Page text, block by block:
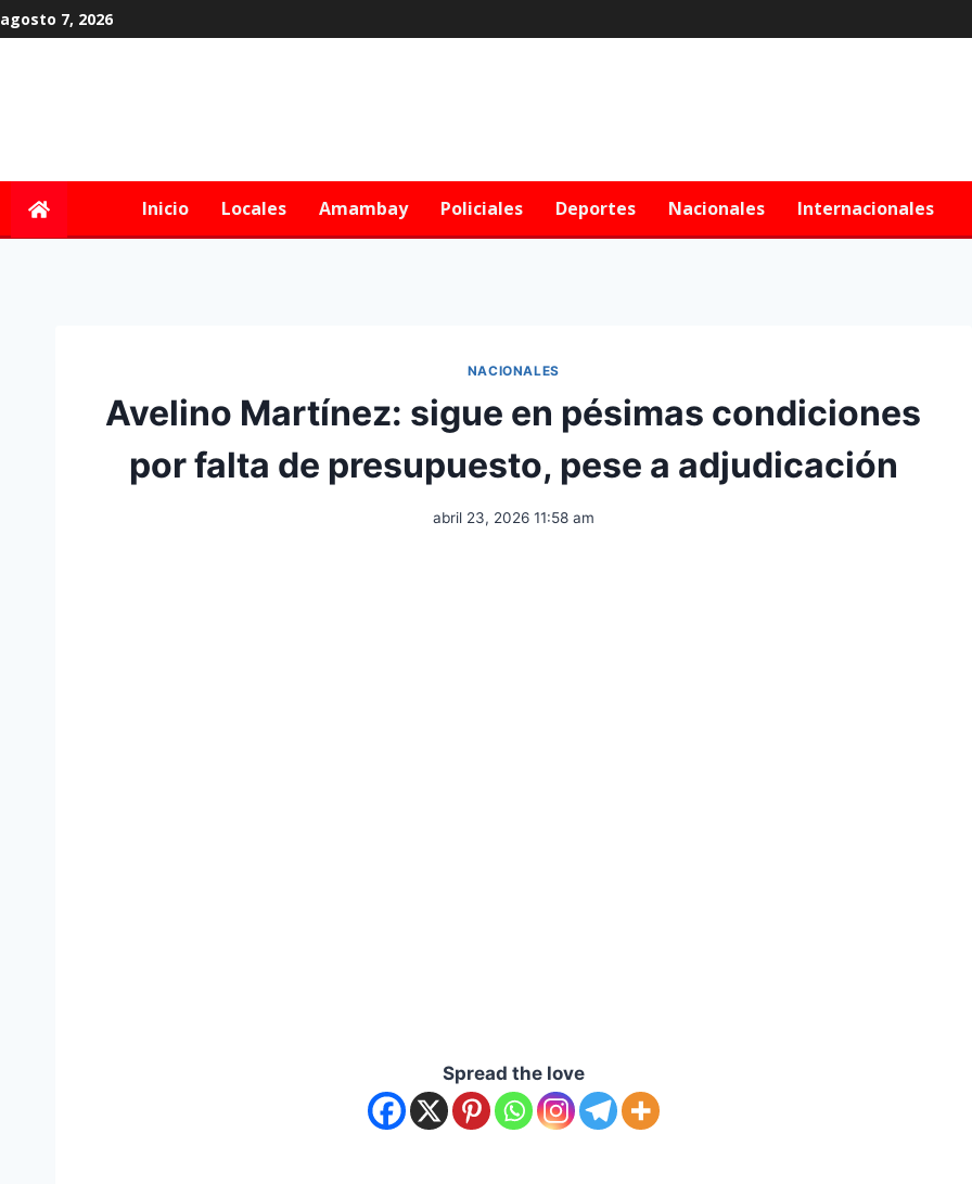
agosto 7, 2026
Inicio Locales Amambay Policiales Deportes Nacionales Internacionales
NACIONALES
Avelino Martínez: sigue en pésimas condiciones
por falta de presupuesto, pese a adjudicación
abril 23, 2026 11:58 am
Spread the love